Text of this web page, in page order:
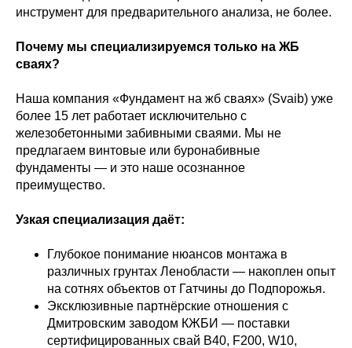
инструмент для предварительного анализа, не более.
Почему мы специализируемся только на ЖБ
сваях?
Наша компания «Фундамент на жб сваях» (Svaib) уже
более 15 лет работает исключительно с
железобетонными забивными сваями. Мы не
предлагаем винтовые или буронабивные
фундаменты — и это наше осознанное
преимущество.
Узкая специализация даёт:
Глубокое понимание нюансов монтажа в
различных грунтах Ленобласти — накоплен опыт
на сотнях объектов от Гатчины до Подпорожья.
Эксклюзивные партнёрские отношения с
Дмитровским заводом КЖБИ — поставки
сертифицированных свай B40, F200, W10,